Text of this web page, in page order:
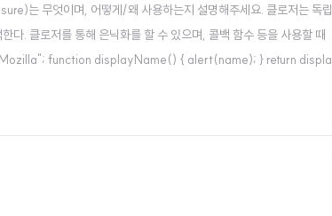
는 무엇이며, 어떻게/왜 사용하는지 설명해주세요. 클로저는 독립
다. 클로저를 통해 은닉화를 할 수 있으며, 콜백 함수 등을 사용할 때
"Mozilla"; function displayName() { alert(name); } return displa